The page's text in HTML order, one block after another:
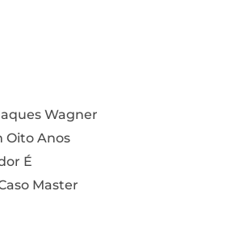
Wagner
Oito Anos
É
Master